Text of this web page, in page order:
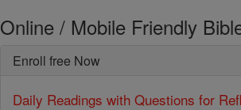
Online / Mobile Friendly
Enroll free Now
Daily Readings with Questions for